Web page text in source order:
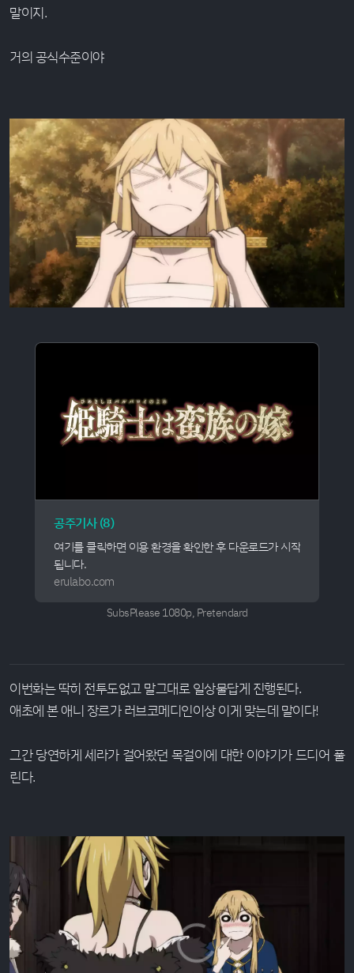
말이지.
거의 공식수준이야
공주기사 (8)
여기를 클릭하면 이용 환경을 확인한 후 다운로드가 시작
됩니다.
erulabo.com
SubsPlease 1080p, Pretendard
이번화는 딱히 전투도없고 말그대로 일상물답게 진행된다.
애초에 본 애니 장르가 러브코메디인이상 이게 맞는데 말이다!
그간 당연하게 세라가 걸어왔던 목걸이에 대한 이야기가 드디어 풀
린다.